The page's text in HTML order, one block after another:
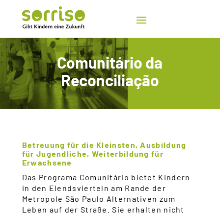
Comunitário da
Reconciliação
Betreuung für die Kleinsten, Ausbildung
für Jugendliche, Weiterbildung für
Erwachsene
Das Programa Comunitário bietet Kindern
in den Elendsvierteln am Rande der
Metropole São Paulo Alternativen zum
Leben auf der Straße. Sie erhalten nicht